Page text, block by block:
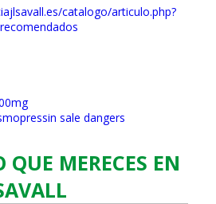
catalogo/articulo.php?
sale dangers
QUE MERECES EN